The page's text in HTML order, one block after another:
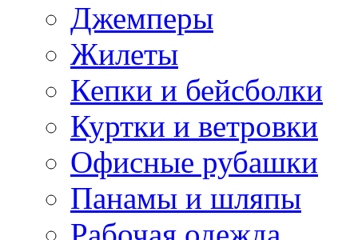
Джемперы
Жилеты
Кепки и бейсболки
Куртки и ветровки
Офисные рубашки
Панамы и шляпы